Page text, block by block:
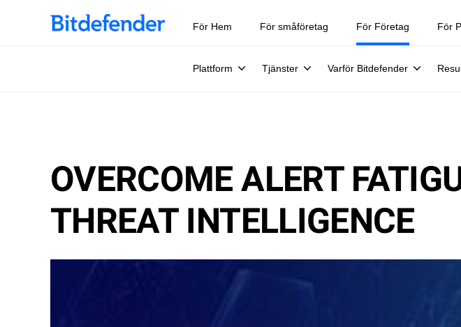
För Hem För småföretag För Företag
Plattform Tjänster Varför Bitdefender
För
OVERCOME ALERT
THREAT INTELLIGENCE